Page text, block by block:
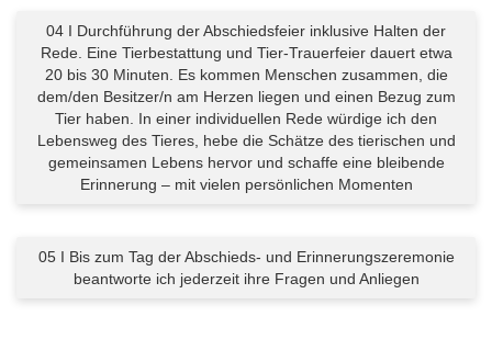
04 I Durchführung der Abschiedsfeier inklusive Halten der
Rede. Eine Tierbestattung und Tier-Trauerfeier dauert etwa
20 bis 30 Minuten. Es kommen Menschen zusammen, die
dem/den Besitzer/n am Herzen liegen und einen Bezug zum
Tier haben. In einer individuellen Rede würdige ich den
Lebensweg des Tieres, hebe die Schätze des tierischen und
gemeinsamen Lebens hervor und schaffe eine bleibende
Erinnerung – mit vielen persönlichen Momenten
05 I Bis zum Tag der Abschieds- und Erinnerungszeremonie
beantworte ich jederzeit ihre Fragen und Anliegen